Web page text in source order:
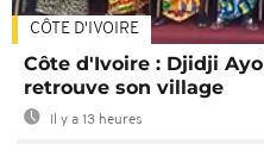
CÔTE D'IVOIRE
Côte d'Ivoire : Djidji
retrouve son village
Il y a 13 heures